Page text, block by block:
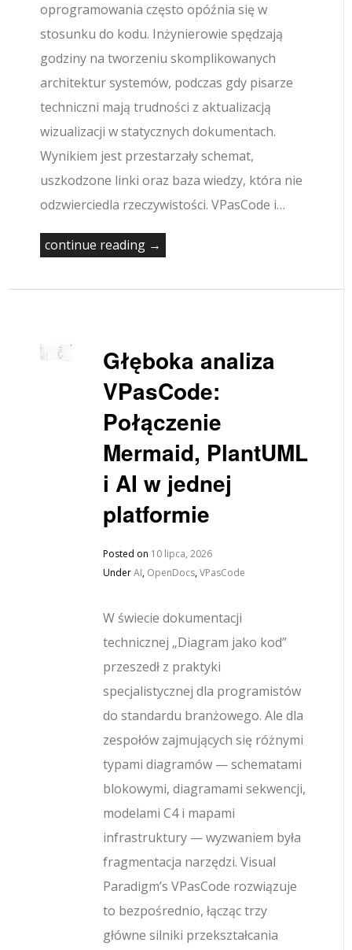
oprogramowania często opóźnia się w
stosunku do kodu. Inżynierowie spędzają
godziny na tworzeniu skomplikowanych
architektur systemów, podczas gdy pisarze
techniczni mają trudności z aktualizacją
wizualizacji w statycznych dokumentach.
Wynikiem jest przestarzały schemat,
uszkodzone linki oraz baza wiedzy, która nie
odzwierciedla rzeczywistości. VPasCode i…
continue reading →
Głęboka analiza
VPasCode:
Połączenie
Mermaid, PlantUML
i AI w jednej
platformie
Posted on 10 lipca, 2026
UnderAI, OpenDocs,VPasCode
W świecie dokumentacji
technicznej „Diagram jako kod”
przeszedł z praktyki
specjalistycznej dla programistów
do standardu branżowego. Ale dla
zespołów zajmujących się różnymi
typami diagramów — schematami
blokowymi, diagramami sekwencji,
modelami C4 i mapami
infrastruktury — wyzwaniem była
fragmentacja narzędzi. Visual
Paradigm’s VPasCode rozwiązuje
to bezpośrednio, łącząc trzy
główne silniki przekształcania